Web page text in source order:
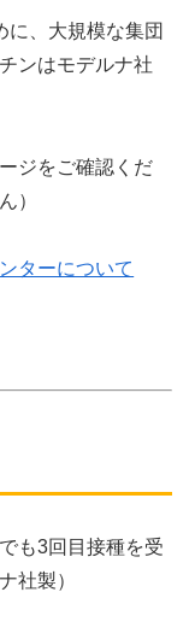
に、大規模な集団
ンはモデルナ社
ジをご確認くだ
）
ターについて
も3回目接種を受
社製）